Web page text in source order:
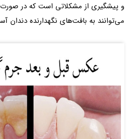
و پیشگیری از مشکلاتی است که در
می‌توانند به بافت‌های نگهدارنده دندان